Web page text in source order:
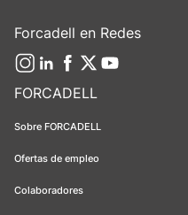
FORCADELL
Sobre FORCADELL
Ofertas de empleo
Colaboradores
Forcadell en Redes